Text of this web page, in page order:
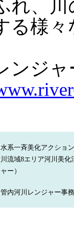
れ、
る様
ンジ
系一斉美化アクショ
川流域8エリア河川美
ー）
内河川レンジャー事